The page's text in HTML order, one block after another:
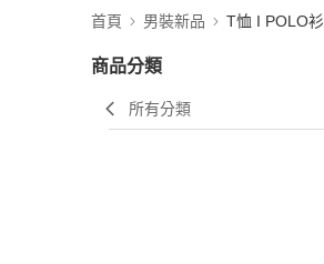
首頁 男裝新品 T恤 I POLO衫
商品分類
所有分類